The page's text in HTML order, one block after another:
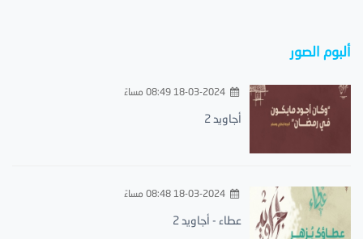
ألبوم الصور
18-03-2024 08:49 مساءً
أجاويد 2
18-03-2024 08:48 مساءً
عطاء - أجاويد 2